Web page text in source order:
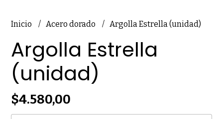
Inicio Acero dorado Argolla Estrella (unidad)
Argolla Estrella
(unidad)
$4.580,00